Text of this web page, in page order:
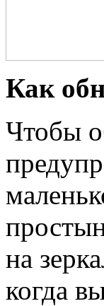
Как
Чтобы
на
когда